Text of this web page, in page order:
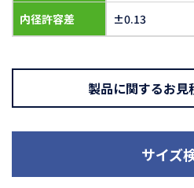
内径許容差 ±0.13
製品に関するお見
サイズ